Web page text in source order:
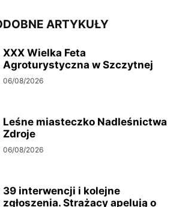
ARTYKUŁY
XXX Wielka Feta
Agroturystyczna w Szczytnej
06/08/2026
Leśne miasteczko Nadleśnictwa
Zdroje
06/08/2026
39 interwencji i kolejne
zgłoszenia. Strażacy apelują o